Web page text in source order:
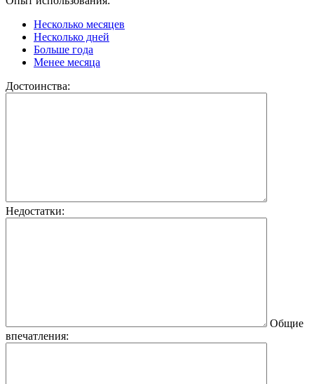
Несколько месяцев
Несколько дней
Больше года
Менее месяца
Достоинства:
Недостатки:
Общие
впечатления: